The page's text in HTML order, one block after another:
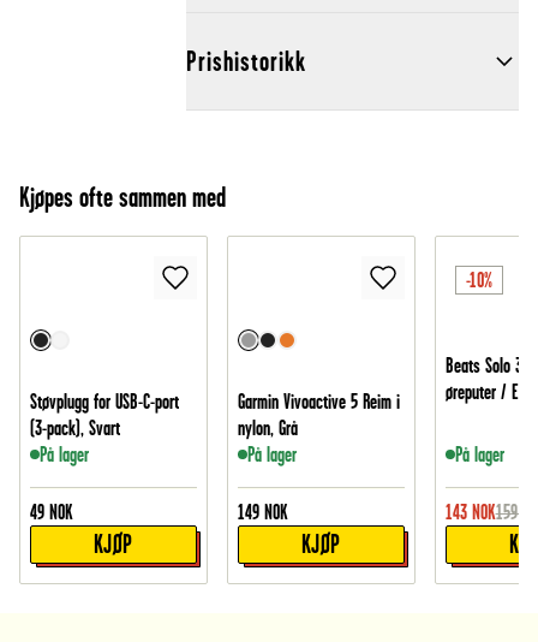
Prishistorikk
Kjøpes ofte sammen med
Støvplugg for USB-C-port
(3-pack), Svart
På lager
49 NOK
KJØP
Garmin Vivoactive 5 Reim i
nylon, Grå
På lager
149 NOK
KJØP
-10%
Beats Solo 3
øreputer /
På lager
143 NOK159